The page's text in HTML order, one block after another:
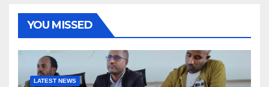
YOU MISSED
LATEST NEWS